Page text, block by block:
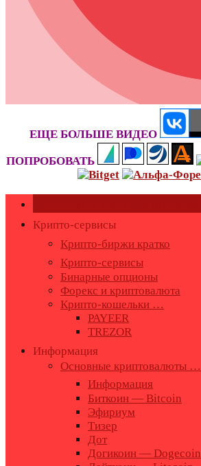
ЕЩЕ БОЛЬШЕ ВИДЕО
ПОПРОБОВАТЬ
Крипто-сервисы
Крипто-биржи кратко
Крипто-сервисы
Бинарные опционы
Форекс и криптовалюта
Крипто-кошельки …
PAYEER
TREZOR
Информация
Основные криптовалюты …
Информация
Биткоин — Bitcoin
Эфириум
Тизер
Дот
Догикоин — Dogecoin